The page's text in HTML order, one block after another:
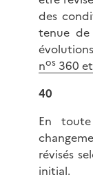
des
tenue
nos 360
40
En
révisés
initial.